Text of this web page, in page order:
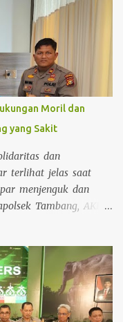
Moril dan
yang Sakit
dan
terlihat jelas saat
menjenguk dan
Tambang, AKP
Kapolsek
Iptu Irwan Fikri
S.H M.H
M.H (Kapolsek